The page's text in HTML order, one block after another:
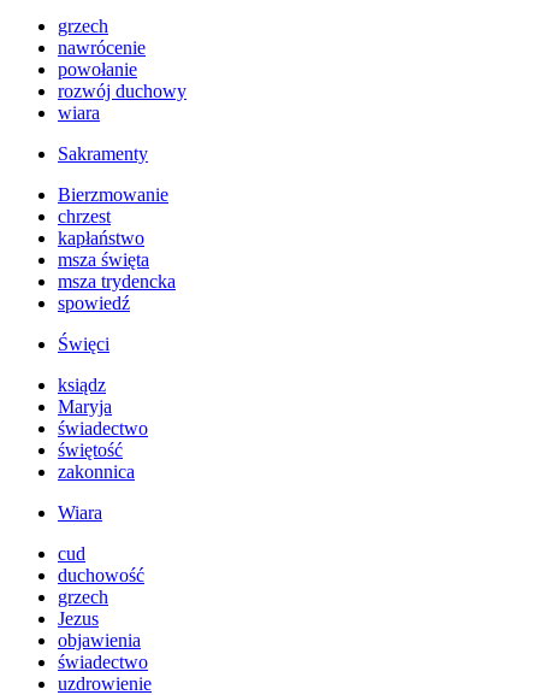
grzech
nawrócenie
powołanie
rozwój duchowy
wiara
Sakramenty
Bierzmowanie
chrzest
kapłaństwo
msza święta
msza trydencka
spowiedź
Święci
ksiądz
Maryja
świadectwo
świętość
zakonnica
Wiara
cud
duchowość
grzech
Jezus
objawienia
świadectwo
uzdrowienie